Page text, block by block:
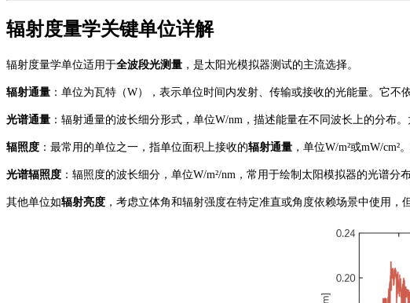
辐射度量学关键单位详解
辐射度量学单位适用于全波段光测量 ，是太阳光模拟器测试的主流选择。
辐射通量 ：单位为瓦特（W），表示单位时间内发射、传输或接收的光能量。它不
光谱通量 ：辐射通量的波长细分形式，单位W/nm，描述能量在不同波长上的分布
辐照度 ：最常用的单位之一，指单位面积上接收的辐射通量 ， 单位W/m²或mW/cm²
光谱辐照度 ：辐照度的波长细分，单位W/m²/nm ，常用于绘制太阳模拟器的光谱分
其他单位如辐射亮度 ，考虑立体角和辐射强度在特定准直或角度依赖场景中使用